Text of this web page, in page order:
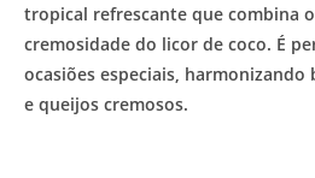
tropical refrescante que combina
cremosidade do licor de coco. É
ocasiões especiais,
e queijos cremosos.